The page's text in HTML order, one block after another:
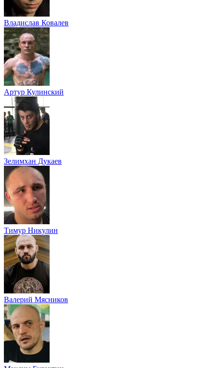
Владислав Ковалев
Артур Кулинский
Зелимхан Дукаев
Тимур Никулин
Валерий Мясников